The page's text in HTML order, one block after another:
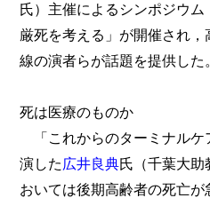
氏）主催によるシンポジウ
厳死を考える」が開催され
線の演者らが話題を提供した
死は医療のものか
「これからのターミナルケ
演した 広井良典氏（千葉大助
おいては後期高齢者の死亡